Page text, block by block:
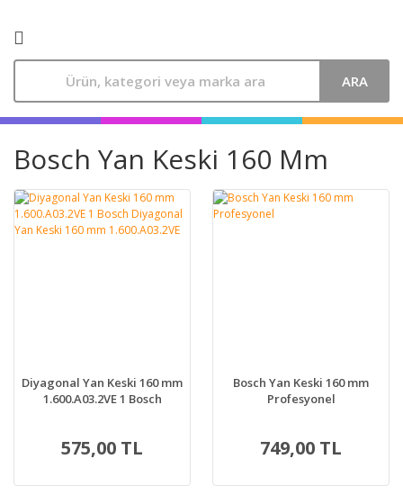
ARA
Bosch Yan Keski 160 Mm
Diyagonal Yan Keski 160 mm
1.600.A03.2VE 1 Bosch
575,00 TL
Bosch Yan Keski 160 mm
Profesyonel
749,00 TL